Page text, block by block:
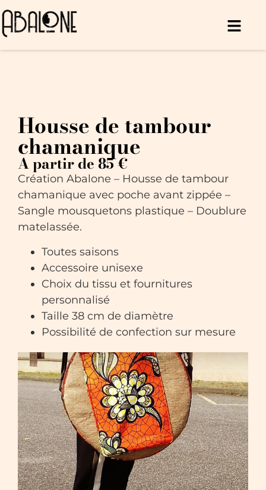
Housse de tambour
chamanique
A partir de 85 €
Création Abalone – Housse de tambour
chamanique avec poche avant zippée –
Sangle mousquetons plastique – Doublure
matelassée.
Toutes saisons
Accessoire unisexe
Choix du tissu et fournitures
personnalisé
Taille 38 cm de diamètre
Possibilité de confection sur mesure